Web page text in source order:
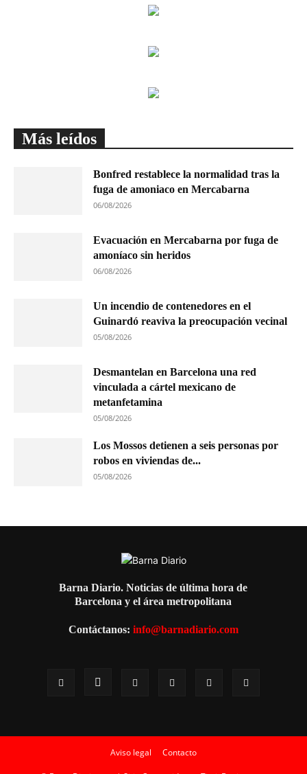
Más leídos
Bonfred restablece la normalidad tras la
fuga de amoniaco en Mercabarna
06/08/2026
Evacuación en Mercabarna por fuga de
amoníaco sin heridos
06/08/2026
Un incendio de contenedores en el
Guinardó reaviva la preocupación vecinal
05/08/2026
Desmantelan en Barcelona una red
vinculada a cártel mexicano de
metanfetamina
05/08/2026
Los Mossos detienen a seis personas por
robos en viviendas de...
05/08/2026
Barna Diario. Noticias de última hora de
Barcelona y el área metropolitana
Contáctanos: info@barnadiario.com
Aviso legal Contacto